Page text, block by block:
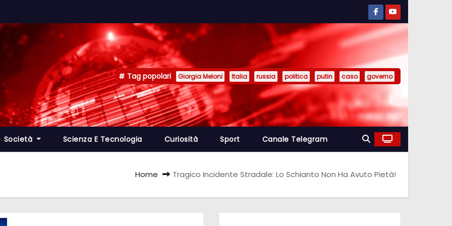
Tag popolari Giorgia Meloni Italia russia politica putin caso governo
Società Scienza E Tecnologia Curiosità Sport Canale Telegram
Home Tragico Incidente Stradale: Lo Schianto Non Ha Avuto Pietà!